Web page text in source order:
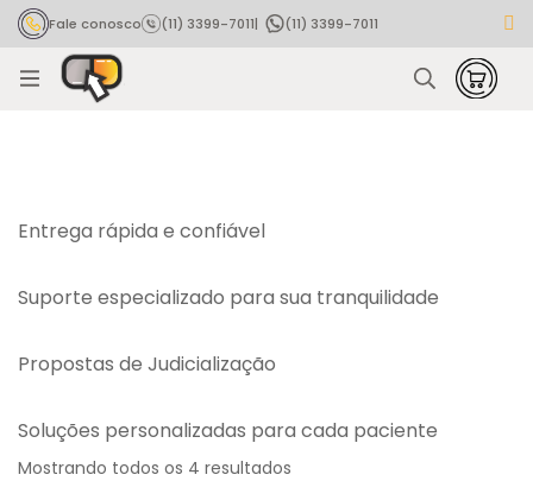
Fale conosco (11) 3399-7011|
(11) 3399-7011
Rastrear pedido
Entrega rápida e confiável
Suporte especializado para sua tranquilidade
Propostas de Judicialização
Soluções personalizadas para cada paciente
Mostrando todos os 4 resultados